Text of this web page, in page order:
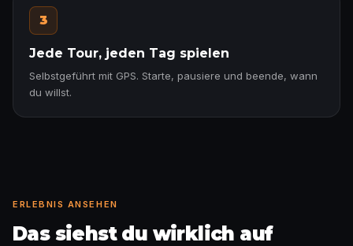
3
Jede Tour, jeden Tag spielen
Selbstgeführt mit GPS. Starte, pausiere und beende, wann
du willst.
ERLEBNIS ANSEHEN
Das siehst du wirklich auf